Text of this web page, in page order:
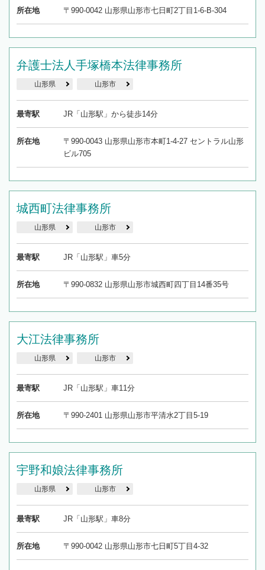
所在地 〒990-0042 山形県山形市七日町2丁目1-6-B-304
弁護士法人手塚橋本法律事務所
山形県 山形市
最寄駅 JR「山形駅」から徒歩14分
所在地
〒990-0043 山形県山形市本町1-4-27 セントラル山形
ビル705
城西町法律事務所
山形県 山形市
最寄駅 JR「山形駅」車5分
所在地 〒990-0832 山形県山形市城西町四丁目14番35号
大江法律事務所
山形県 山形市
最寄駅 JR「山形駅」車11分
所在地 〒990-2401 山形県山形市平清水2丁目5-19
宇野和娘法律事務所
山形県 山形市
最寄駅 JR「山形駅」車8分
所在地 〒990-0042 山形県山形市七日町5丁目4-32